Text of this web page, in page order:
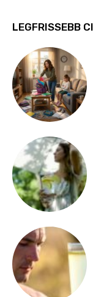
LEGFRISSEBB